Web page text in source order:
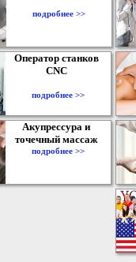
подробнее >>
Оператор станков
CNC
подробнее >>
Акупрессура и
точечный массаж
подробнее >>